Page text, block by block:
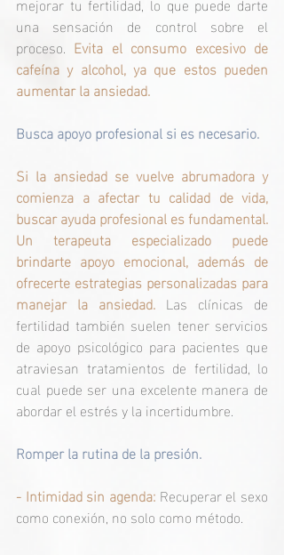
una sensación de control sobre el
proceso. Evita el consumo excesivo de
cafeína y alcohol, ya que estos pueden
aumentar la ansiedad.
Busca apoyo profesional si es necesario.
Si la ansiedad se vuelve abrumadora y
comienza a afectar tu calidad de vida,
buscar ayuda profesional es fundamental.
Un terapeuta especializado puede
brindarte apoyo emocional, además de
ofrecerte estrategias personalizadas para
manejar la ansiedad. Las clínicas de
fertilidad también suelen tener servicios
de apoyo psicológico para pacientes que
atraviesan tratamientos de fertilidad, lo
cual puede ser una excelente manera de
abordar el estrés y la incertidumbre.
Romper la rutina de la presión.
- Intimidad sin agenda: Recuperar el sexo
como conexión, no solo como método.